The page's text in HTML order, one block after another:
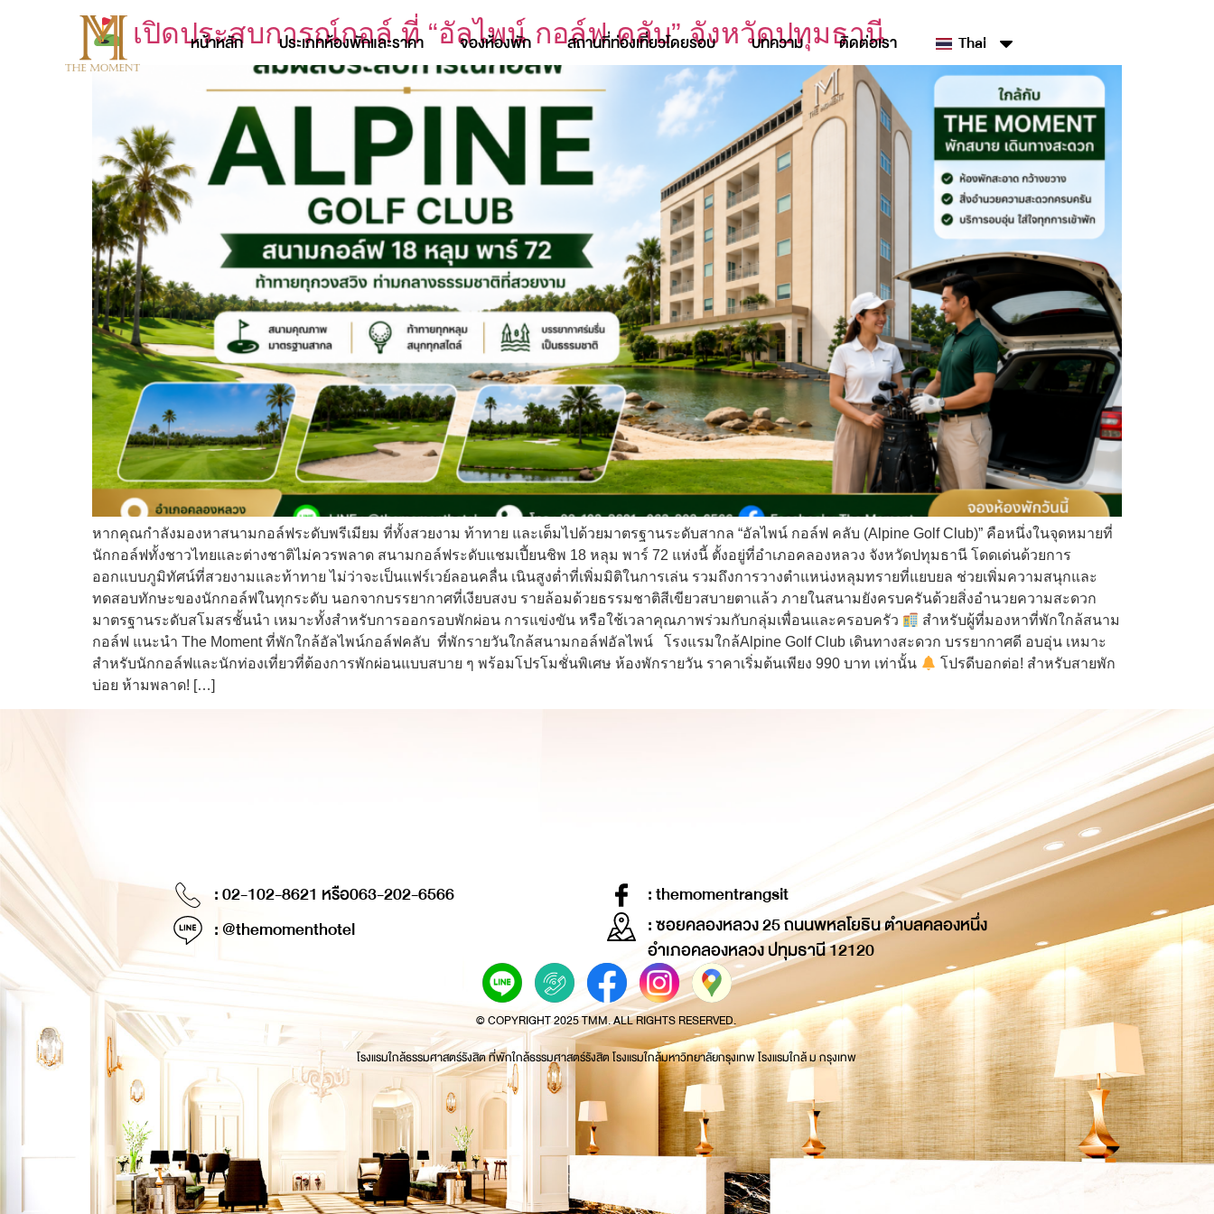
หน้าหลัก ประเภทห้องพักและราคา จองห้องพัก สถานที่ท่องเที่ยวโดยรอบ บทความ ติดต่อเรา Thai
เปิดประสบการณ์กอล์ ที่ “อัลไพน์ กอล์ฟ คลับ” จังหวัดปทุมธานี
หากคุณกำลังมองหาสนามกอล์ฟระดับพรีเมียม ที่ทั้งสวยงาม ท้าทาย และเต็มไปด้วยมาตรฐานระดับสากล “อัลไพน์ กอล์ฟ คลับ (Alpine Golf Club)” คือหนึ่งในจุดหมายที่
นักกอล์ฟทั้งชาวไทยและต่างชาติไม่ควรพลาด สนามกอล์ฟระดับแชมเปี้ยนชิพ 18 หลุม พาร์ 72 แห่งนี้ ตั้งอยู่ที่อำเภอคลองหลวง จังหวัดปทุมธานี โดดเด่นด้วยการ
ออกแบบภูมิทัศน์ที่สวยงามและท้าทาย ไม่ว่าจะเป็นแฟร์เวย์ลอนคลื่น เนินสูงต่ำที่เพิ่มมิติในการเล่น รวมถึงการวางตำแหน่งหลุมทรายที่แยบยล ช่วยเพิ่มความสนุกและ
ทดสอบทักษะของนักกอล์ฟในทุกระดับ นอกจากบรรยากาศที่เงียบสงบ รายล้อมด้วยธรรมชาติสีเขียวสบายตาแล้ว ภายในสนามยังครบครันด้วยสิ่งอำนวยความสะดวก
มาตรฐานระดับสโมสรชั้นนำ เหมาะทั้งสำหรับการออกรอบพักผ่อน การแข่งขัน หรือใช้เวลาคุณภาพร่วมกับกลุ่มเพื่อนและครอบครัว
สำหรับผู้ที่มองหาที่พักใกล้สนาม
กอล์ฟ แนะนำ The Moment ที่พักใกล้อัลไพน์กอล์ฟคลับ ที่พักรายวันใกล้สนามกอล์ฟอัลไพน์ โรงแรมใกล้Alpine Golf Club เดินทางสะดวก บรรยากาศดี อบอุ่น เหมาะ
สำหรับนักกอล์ฟและนักท่องเที่ยวที่ต้องการพักผ่อนแบบสบาย ๆ พร้อมโปรโมชั่นพิเศษ ห้องพักรายวัน ราคาเริ่มต้นเพียง 990 บาท เท่านั้น
โปรดีบอกต่อ! สำหรับสายพัก
บ่อย ห้ามพลาด! […]
: 02-102-8621 หรือ063-202-6566
: @themomenthotel
: themomentrangsit
: ซอยคลองหลวง 25 ถนนพหลโยธิน ตำบลคลองหนึ่ง
อำเภอคลองหลวง ปทุมธานี 12120
© COPYRIGHT 2025 TMM. ALL RIGHTS RESERVED.
โรงแรมใกล้ธรรมศาสตร์รังสิต ที่พักใกล้ธรรมศาสตร์รังสิต โรงแรมใกล้มหาวิทยาลัยกรุงเทพ โรงแรมใกล้ ม กรุงเทพ